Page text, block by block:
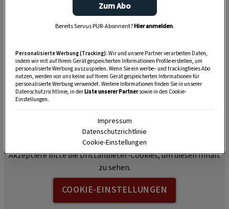
Videoanleitung vom Gartenexperten
Akzeptiere bitte die Drittanbieter-Cookies, um diesen Inhalt
zu sehen.
COOKIE-EINSTELLUNGEN
Zum Abo
Bereits Servus PUR-Abonnent?Hier anmelden.
Personalisierte Werbung (Tracking): Wir und unsere Partner verarbeiten Daten,
indem wir mit auf Ihrem Gerät gespeicherten Informationen Profile erstellen, um
personalisierte Werbung auszuspielen. Wenn Sie ein werbe– und trackingfreies Abo
nutzen, werden von uns keine auf Ihrem Gerät gespeicherten Informationen für
personalisierte Werbung verwendet. Weitere Informationen finden Sie in unserer
Datenschutzrichtlinie, in derListe unserer Partnersowie in den Cookie-
Einstellungen.
Impressum
Datenschutzrichtlinie
Cookie-Einstellungen